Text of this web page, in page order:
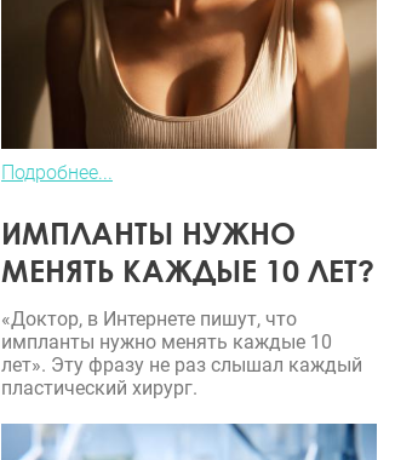
Подробнее...
ИМПЛАНТЫ НУЖНО
МЕНЯТЬ КАЖДЫЕ 10 ЛЕТ?
«Доктор, в Интернете пишут, что
импланты нужно менять каждые 10
лет». Эту фразу не раз слышал каждый
пластический хирург.